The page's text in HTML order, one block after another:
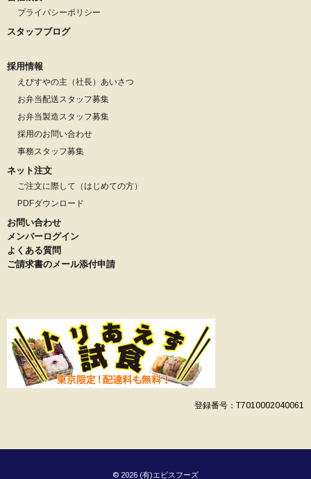
プライバシーポリシー
スタッフブログ
採用情報
えびすやの主（社長）あいさつ
お弁当配送スタッフ募集
お弁当製造スタッフ募集
採用のお問い合わせ
事務スタッフ募集
ネット注文
ご注文に際して（はじめての方）
PDFダウンロード
お問い合わせ
メンバーログイン
よくある質問
ご請求書のメール添付申請
登録番号：T7010002040061
© 2026 (有)エビスフーズ